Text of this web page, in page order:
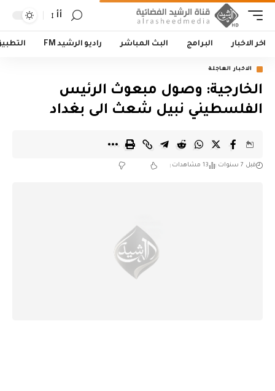
أأ
اخر الاخبار البرامج البث المباشر راديو الرشيد FM
الاخبار العاجلة
الخارجية: وصول مبعوث الرئيس
الفلسطيني نبيل شعث الى بغداد
قبل 7 سنوات 13 مشاهدات